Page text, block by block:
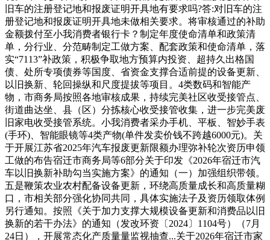
旧车的注册登记地和报废证明开具地有要求吗?答:对旧车的注
册登记地和报废证明开具地未做相关要求。将审核通过的补助
金额拨付至小我消费者银行卡？制定年度使命清单和政策清
单，分行业、分范畴制定工做方案、配套政策和使命清单，落
实“7113”补政策，积极争取地方预算内投资、超持久出格国
债、处所专项债券等国度、省资金支撑合适前提的设备更新、
以旧换新、轮回操纵和尺度提拔等项目。4类数码和智能产
物，市商务局按照各地审核成果，持续完美社区收受接管点、
街道曲达坐、县（区）分拣核心收受接管收集，进一步完美废
旧家电收受接管系统。小我消费者采办手机、平板、智妙手表
(手环)、智能眼镜等4类产物(单件发卖价钱不跨越6000元)。关
于开展江苏省2025年汽车报废更新限额办理弥补轮次资历申领
工做的布告宿迁市商务局等6部分关于印发《2026年宿迁市汽
车以旧换新补助勾当实施方案》的通知（一）加强组织带领。
五是鞭策农业农村配备设备更新，环绕高质量成长和高质量糊
口，市相关部分强化协同共同，具体实施法子及资历领取体例
另行通知。按照《关于加力支撑大规模设备更新和消费品以旧
换新的若干办法》的通知（发改环资〔2024〕1104号）（7月
24日），开展常态化产质量量监视抽查...关于2026年宿迁市家